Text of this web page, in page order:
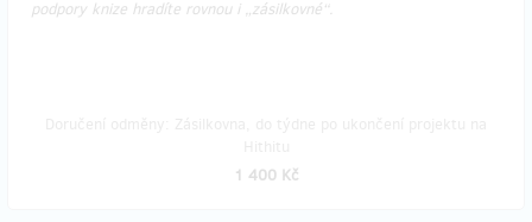
podpory knize hradíte rovnou i „zásilkovné“.
1 400 Kč